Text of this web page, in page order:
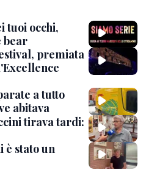
tuoi occhi,
bear
premiata
a tutto
abitava
tirava tardi:
è stato un